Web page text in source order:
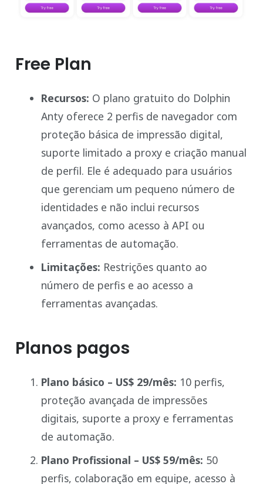
Free Plan
Recursos: O plano gratuito do Dolphin
Anty oferece 2 perfis de navegador com
proteção básica de impressão digital,
suporte limitado a proxy e criação manual
de perfil. Ele é adequado para usuários
que gerenciam um pequeno número de
identidades e não inclui recursos
avançados, como acesso à API ou
ferramentas de automação.
Limitações: Restrições quanto ao
número de perfis e ao acesso a
ferramentas avançadas.
Planos pagos
Plano básico – US$ 29/mês: 10 perfis,
proteção avançada de impressões
digitais, suporte a proxy e ferramentas
de automação.
Plano Profissional – US$ 59/mês: 50
perfis, colaboração em equipe, acesso à